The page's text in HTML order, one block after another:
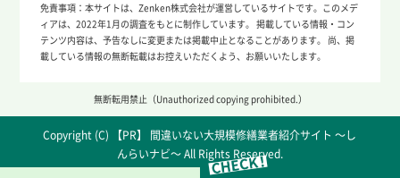
免責事項： 本サイトは、Zenken株式会社が運営しているサイトです。このメデ
ィアは、2022年1月の調査をもとに制作しています。 掲載している情報・コン
テンツ内容は、予告なしに変更または掲載中止となることがあります。 尚、掲
載している情報の無断転載はお控えいただくよう、お願いいたします。
無断転用禁止（Unauthorized copying prohibited.）
Copyright (C)
間違いない大規模修繕業者紹介サイト ～し
んらいナビ～All Rights Reserved.